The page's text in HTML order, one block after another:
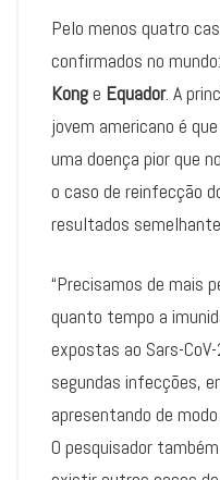
Pelo menos quatro
confirmados no mundo:
Konge Equador. A
jovem americano é
uma doença pior que
o caso de reinfecção
resultados
“Precisamos de mais
quanto tempo a
expostas ao Sars-
segundas infecções,
apresentando de
O pesquisador